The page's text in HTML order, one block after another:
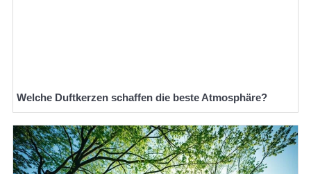
Welche Duftkerzen schaffen die beste Atmosphäre?